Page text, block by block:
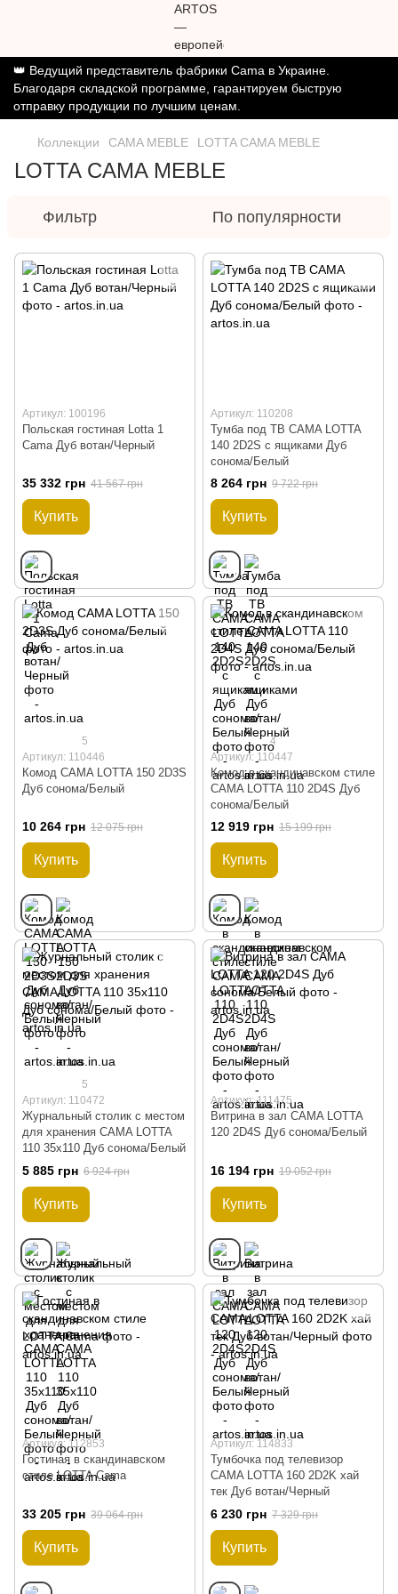
👑 Ведущий представитель фабрики Cama в Украине.
Благодаря складской программе, гарантируем быструю
отправку продукции по лучшим ценам.
Коллекции CAMA MEBLE LOTTA CAMA MEBLE
LOTTA CAMA MEBLE
Фильтр По популярности
Артикул: 100196
Польская гостиная Lotta 1
Cama Дуб вотан/Черный
35 332 грн 41 567 грн
Купить
Артикул: 110208
Тумба под ТВ CAMA LOTTA
140 2D2S с ящиками Дуб
сонома/Белый
8 264 грн 9 722 грн
Купить
5
Артикул: 110446
Комод CAMA LOTTA 150 2D3S
Дуб сонома/Белый
10 264 грн 12 075 грн
Купить
4
Артикул: 110447
Комод в скандинавском стиле
CAMA LOTTA 110 2D4S Дуб
сонома/Белый
12 919 грн 15 199 грн
Купить
5
Артикул: 110472
Журнальный столик с местом
для хранения CAMA LOTTA
110 35х110 Дуб сонома/Белый
5 885 грн 6 924 грн
Купить
Артикул: 111475
Витрина в зал CAMA LOTTA
120 2D4S Дуб сонома/Белый
16 194 грн 19 052 грн
Купить
Артикул: 112853
Гостиная в скандинавском
стиле LOTTA Cama
33 205 грн 39 064 грн
Купить
Артикул: 114833
Тумбочка под телевизор
CAMA LOTTA 160 2D2K хай
тек Дуб вотан/Черный
6 230 грн 7 329 грн
Купить